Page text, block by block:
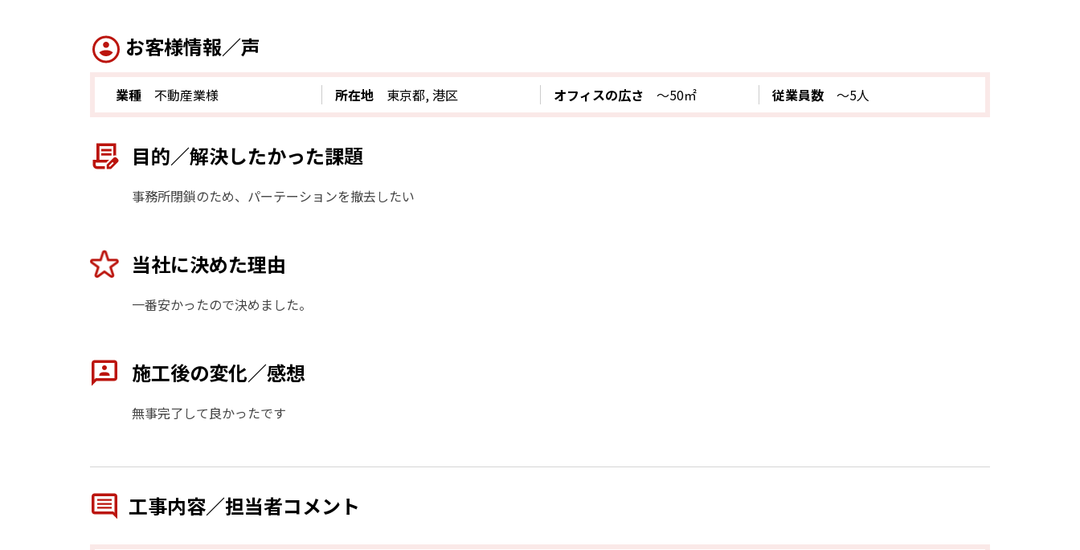
お客様情報／声
業種 不動産業様 所在地 東京都, 港区 オフィスの広さ 〜50㎡ 従業員数 ～5人
目的／解決したかった課題
事務所閉鎖のため、パーテーションを撤去したい
当社に決めた理由
一番安かったので決めました。
施工後の変化／感想
無事完了して良かったです
工事内容／担当者コメント